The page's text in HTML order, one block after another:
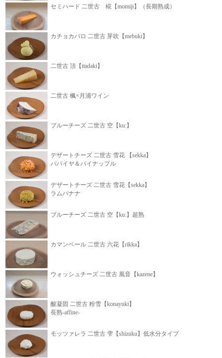
セミハード 二世古 椛【momiji】（長期熟成）
カチョカバロ 二世古 芽吹【mebuki】
二世古 頂【itadaki】
二世古 楓×月浦ワイン
ブルーチーズ 二世古 空【ku:】
デザートチーズ 二世古 雪花 【sekka】
パパイヤ＆パイナップル
デザートチーズ 二世古 雪花【sekka】
ラムバナナ
ブルーチーズ 二世古 空【ku:】超熟
カマンベール 二世古 六花【rikka】
ウォッシュチーズ 二世古 風音【kazene】
酸凝固 二世古 粉雪【konayuki】
長熟-affine-
モッツァレラ 二世古 雫【shizuku】低水分タイプ